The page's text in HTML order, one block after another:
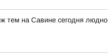
тем на Савине сегодня людно